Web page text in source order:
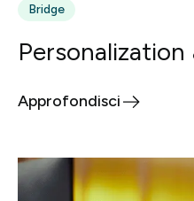
Bridge
Personalization
Approfondisci